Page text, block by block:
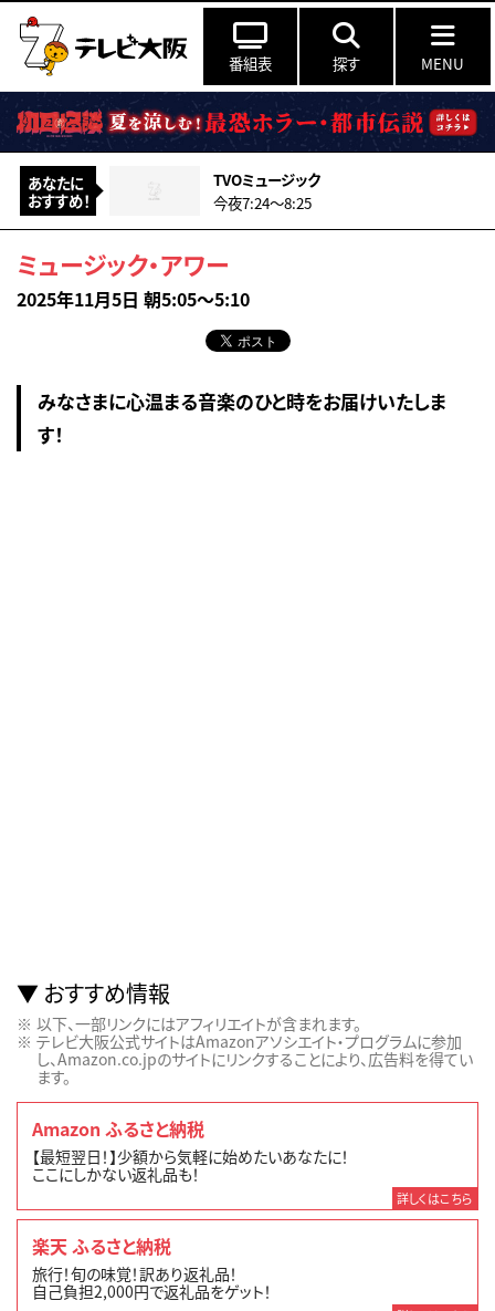
番組表 探す MENU
あなたに
おすすめ！
TVOミュージック
今夜7:24〜8:25
ミュージック・アワー
2025年11月5日 朝5:05～5:10
みなさまに心温まる音楽のひと時をお届けいたしま
す！
おすすめ情報
以下、一部リンクにはアフィリエイトが含まれます。
テレビ大阪公式サイトはAmazonアソシエイト・プログラムに参加
し、Amazon.co.jpのサイトにリンクすることにより、広告料を得てい
ます。
Amazon ふるさと納税
【最短翌日！】少額から気軽に始めたいあなたに！
ここにしかない返礼品も！
詳しくはこちら
楽天 ふるさと納税
旅行！旬の味覚！訳あり返礼品！
自己負担2,000円で返礼品をゲット！